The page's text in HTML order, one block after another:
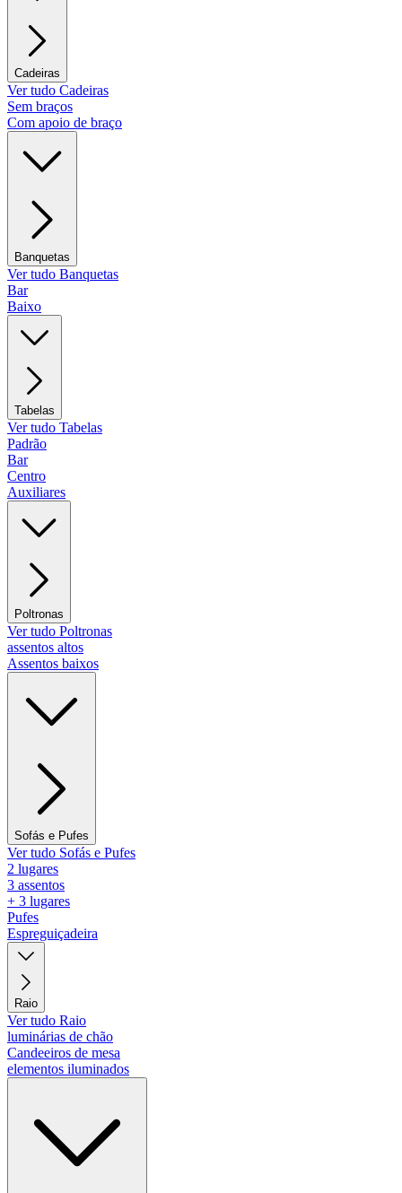
Cadeiras
Ver tudo Cadeiras
Sem braços
Com apoio de braço
Banquetas
Ver tudo Banquetas
Bar
Baixo
Tabelas
Ver tudo Tabelas
Padrão
Bar
Centro
Auxiliares
Poltronas
Ver tudo Poltronas
assentos altos
Assentos baixos
Sofás e Pufes
Ver tudo Sofás e Pufes
2 lugares
3 assentos
+ 3 lugares
Pufes
Espreguiçadeira
Raio
Ver tudo Raio
luminárias de chão
Candeeiros de mesa
elementos iluminados